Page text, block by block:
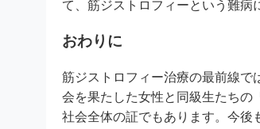
て、筋ジストロフィーという難
おわりに
筋ジストロフィー治療の最前線で
会を果たした女性と同級生たちの
社会全体の証でもあります。今後